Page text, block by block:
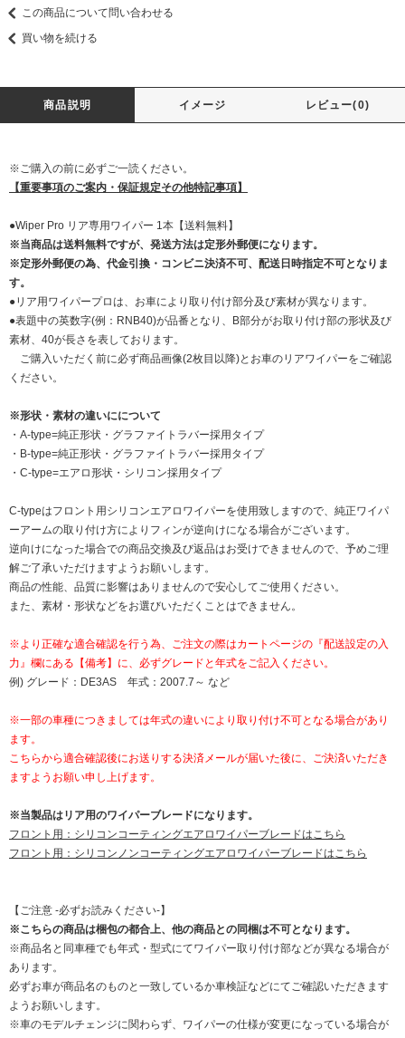
この商品について問い合わせる
買い物を続ける
商品説明 イメージ レビュー(0)
※ご購入の前に必ずご一読ください。
【重要事項のご案内・保証規定その他特記事項】
●Wiper Pro リア専用ワイパー 1本【送料無料】
※当商品は送料無料ですが、発送方法は定形外郵便になります。
※定形外郵便の為、代金引換・コンビニ決済不可、配送日時指定不可となりま
す。
●リア用ワイパープロは、お車により取り付け部分及び素材が異なります。
●表題中の英数字(例：RNB40)が品番となり、B部分がお取り付け部の形状及び
素材、40が長さを表しております。
ご購入いただく前に必ず商品画像(2枚目以降)とお車のリアワイパーをご確認
ください。
※形状・素材の違いにについて
・A-type=純正形状・グラファイトラバー採用タイプ
・B-type=純正形状・グラファイトラバー採用タイプ
・C-type=エアロ形状・シリコン採用タイプ
C-typeはフロント用シリコンエアロワイパーを使用致しますので、純正ワイパ
ーアームの取り付け方によりフィンが逆向けになる場合がございます。
逆向けになった場合での商品交換及び返品はお受けできませんので、予めご理
解ご了承いただけますようお願いします。
商品の性能、品質に影響はありませんので安心してご使用ください。
また、素材・形状などをお選びいただくことはできません。
※より正確な適合確認を行う為、ご注文の際はカートページの『配送設定の入
力』欄にある【備考】に、必ずグレードと年式をご記入ください。
例) グレード：DE3AS 年式：2007.7～ など
※一部の車種につきましては年式の違いにより取り付け不可となる場合があり
ます。
こちらから適合確認後にお送りする決済メールが届いた後に、ご決済いただき
ますようお願い申し上げます。
※当製品はリア用のワイパーブレードになります。
フロント用：シリコンコーティングエアロワイパーブレードはこちら
フロント用：シリコンノンコーティングエアロワイパーブレードはこちら
【ご注意 -必ずお読みください-】
※こちらの商品は梱包の都合上、他の商品との同梱は不可となります。
※商品名と同車種でも年式・型式にてワイパー取り付け部などが異なる場合が
あります。
必ずお車が商品名のものと一致しているか車検証などにてご確認いただきます
ようお願いします。
※車のモデルチェンジに関わらず、ワイパーの仕様が変更になっている場合が